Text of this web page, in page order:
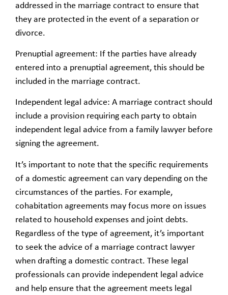
addressed in the marriage contract to ensure that
they are protected in the event of a separation or
divorce.
Prenuptial agreement: If the parties have already
entered into a prenuptial agreement, this should be
included in the marriage contract.
Independent legal advice: A marriage contract should
include a provision requiring each party to obtain
independent legal advice from a family lawyer before
signing the agreement.
It’s important to note that the specific requirements
of a domestic agreement can vary depending on the
circumstances of the parties. For example,
cohabitation agreements may focus more on issues
related to household expenses and joint debts.
Regardless of the type of agreement, it’s important
to seek the advice of a marriage contract lawyer
when drafting a domestic contract. These legal
professionals can provide independent legal advice
and help ensure that the agreement meets legal